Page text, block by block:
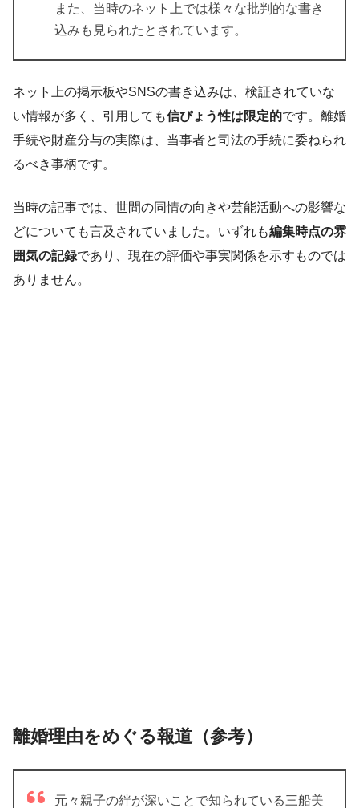
また、当時のネット上では様々な批判的な書き
込みも見られたとされています。
ネット上の掲示板やSNSの書き込みは、検証されていな
い情報が多く、引用しても信ぴょう性は限定的です。離婚
手続や財産分与の実際は、当事者と司法の手続に委ねられ
るべき事柄です。
当時の記事では、世間の同情の向きや芸能活動への影響な
どについても言及されていました。いずれも編集時点の雰
囲気の記録であり、現在の評価や事実関係を示すものでは
ありません。
離婚理由をめぐる報道（参考）
元々親子の絆が深いことで知られている三船美